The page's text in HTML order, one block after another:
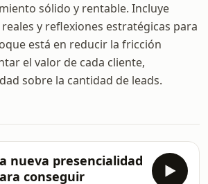
sólido y rentable. Incluye
y reflexiones estratégicas para
está en reducir la fricción
el valor de cada cliente,
sobre la cantidad de leads.
nueva presencialidad
conseguir